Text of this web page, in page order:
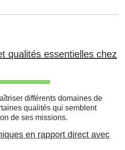
qualités essentielles chez
différents domaines de
qualités qui semblent
de ses missions.
en rapport direct avec